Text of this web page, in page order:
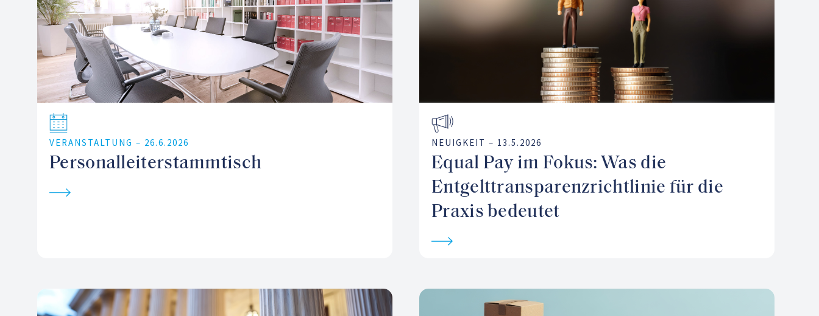
VERANSTALTUNG – 26.6.2026
Personalleiterstammtisch
NEUIGKEIT – 13.5.2026
Equal Pay im Fokus: Was die
Entgelttransparenzrichtlinie für die
Praxis bedeutet